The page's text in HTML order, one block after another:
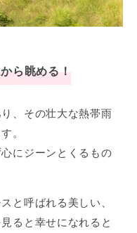
ら眺める！
、その壮大な熱帯雨
。
にジーンとくるもの
と呼ばれる美しい、
ると幸せになれると